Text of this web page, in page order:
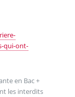
qui-ont-
en Bac +
les interdits